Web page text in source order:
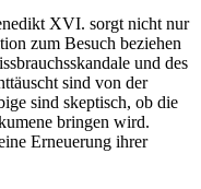
XVI. sorgt nicht nur
zum Besuch beziehen
und des
sind von der
sind skeptisch, ob die
bringen wird.
Erneuerung ihrer